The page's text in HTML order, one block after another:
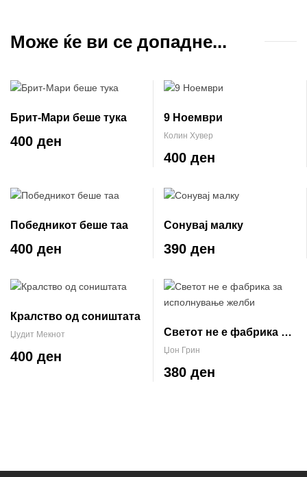
Може ќе ви се допадне...
Брит-Мари беше тука
400 ден
9 Ноември
Колин Хувер
400 ден
Победникот беше таа
400 ден
Сонувај малку
390 ден
Кралство од соништата
Џудит Мекнот
400 ден
Светот не е фабрика за
исполнување желби
Џон Грин
380 ден